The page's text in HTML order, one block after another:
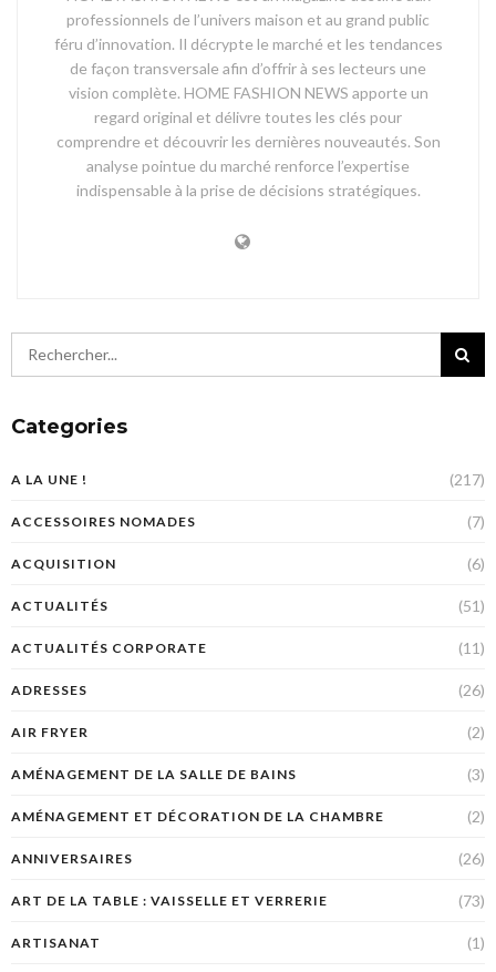
professionnels de l’univers maison et au grand public
féru d’innovation. Il décrypte le marché et les tendances
de façon transversale afin d’offrir à ses lecteurs une
vision complète. HOME FASHION NEWS apporte un
regard original et délivre toutes les clés pour
comprendre et découvrir les dernières nouveautés. Son
analyse pointue du marché renforce l’expertise
indispensable à la prise de décisions stratégiques.
Categories
A LA UNE ! (217)
ACCESSOIRES NOMADES (7)
ACQUISITION (6)
ACTUALITÉS (51)
ACTUALITÉS CORPORATE (11)
ADRESSES (26)
AIR FRYER (2)
AMÉNAGEMENT DE LA SALLE DE BAINS (3)
AMÉNAGEMENT ET DÉCORATION DE LA CHAMBRE (2)
ANNIVERSAIRES (26)
ART DE LA TABLE : VAISSELLE ET VERRERIE (73)
ARTISANAT (1)